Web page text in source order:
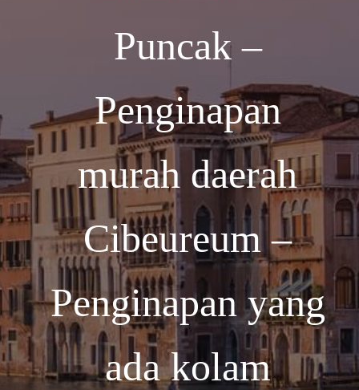
Puncak –
Penginapan
murah daerah
Cibeureum –
Penginapan yang
ada kolam